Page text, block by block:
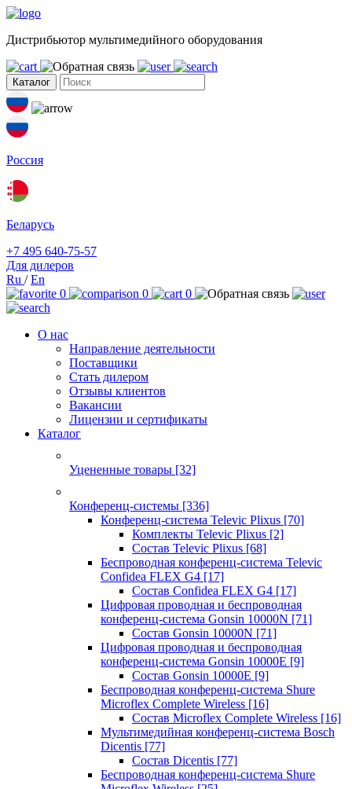
Дистрибьютор мультимедийного оборудования
Каталог
Россия
Беларусь
+7 495 640-75-57
Для дилеров
Ru /En
0
0 0
О нас
Направление деятельности
Поставщики
Стать дилером
Отзывы клиентов
Вакансии
Лицензии и сертификаты
Каталог
Уцененные товары [32]
Конференц-системы [336]
Конференц-система Televic Plixus [70]
Комплекты Televic Plixus [2]
Состав Televic Plixus [68]
Беспроводная конференц-система Televic
Confidea FLEX G4 [17]
Состав Confidea FLEX G4 [17]
Цифровая проводная и беспроводная
конференц-система Gonsin 10000N [71]
Состав Gonsin 10000N [71]
Цифровая проводная и беспроводная
конференц-система Gonsin 10000E [9]
Состав Gonsin 10000E [9]
Беспроводная конференц-система Shure
Microflex Complete Wireless [16]
Состав Microflex Complete Wireless [16]
Мультимедийная конференц-система Bosch
Dicentis [77]
Состав Dicentis [77]
Беспроводная конференц-система Shure